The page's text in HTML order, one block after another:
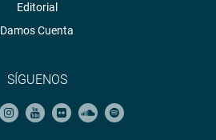
Editorial
Damos Cuenta
SÍGUENOS